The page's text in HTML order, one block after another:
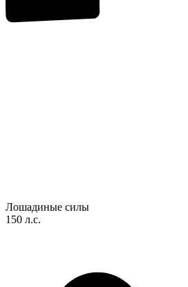
Лошадиные силы
150 л.с.